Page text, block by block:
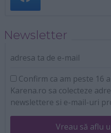
Newsletter
adresa ta de e-mail
Confirm ca am peste 16
Karena.ro sa colecteze
newslettere si e-mail-uri
Vreau să aflu